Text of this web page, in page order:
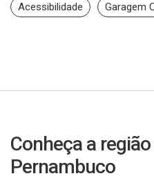
Acessibilidade Garagem
Conheça a
Pernambuco